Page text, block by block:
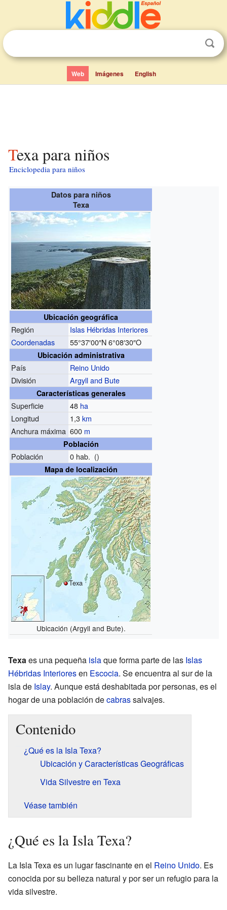
Web Imágenes English
Texa para niños
Enciclopedia para niños
Datos para niños
Texa
Ubicación geográfica
Región
Islas Hébridas Interiores
Coordenadas
55°37′00″N6°08′30″O
Ubicación administrativa
País
Reino Unido
División
Argyll and Bute
Características generales
Superficie 48 ha
Longitud
1,3km
Anchura máxima 600 m
Población
Población 0 hab. ()
Mapa de localización
Texa
Ubicación (Argyll and Bute).
Texaes una pequeña islaque forma parte de las Islas
Hébridas Interioresen Escocia. Se encuentra al sur de la
isla de Islay. Aunque está deshabitada por personas, es el
hogar de una población decabrassalvajes.
Contenido
¿Qué es la Isla Texa?
Ubicación y Características Geográficas
Vida Silvestre en Texa
Véase también
¿Qué es la Isla Texa?
La Isla Texa es un lugar fascinante en el Reino Unido. Es
conocida por su belleza natural y por ser un refugio para la
vida silvestre.